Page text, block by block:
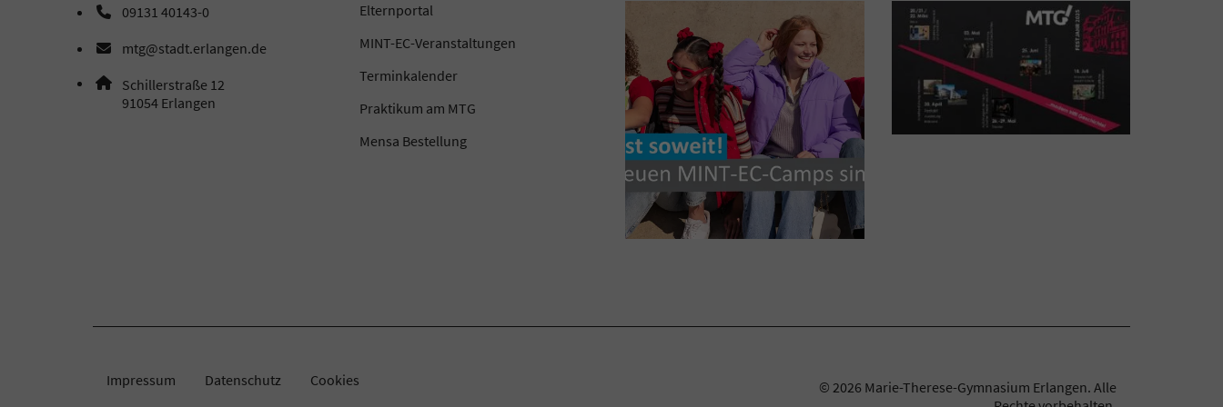
09131 40143-0
Telefonnummer: 0 9 1 3 1 4 0 1 4 3 0
mtg@stadt.erlangen.de
E-Mail Adresse: mtg@stadt.erlangen.de
Adresse:
Schillerstraße 12
91054 , 9 1 0 5 4
Erlangen
Elternportal
MINT-EC-Veranstaltungen
Terminkalender
Praktikum am MTG
Mensa Bestellung
Impressum Datenschutz
Cookies
© 2026 Marie-Therese-Gymnasium Erlangen. Alle